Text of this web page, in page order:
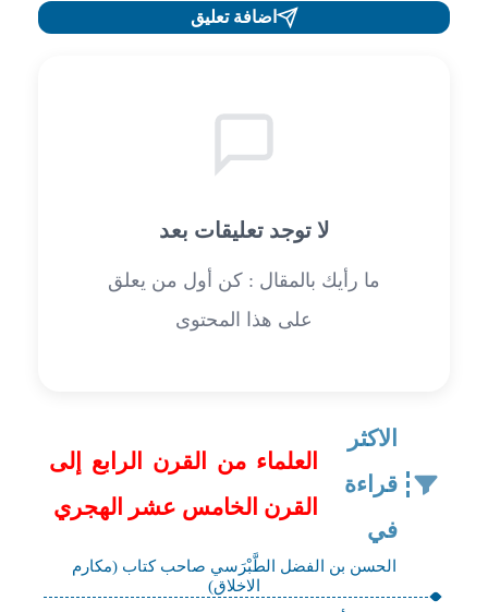
اضافة تعليق
لا توجد تعليقات بعد
ما رأيك بالمقال : كن أول من يعلق
على هذا المحتوى
الاكثر
قراءة
في
العلماء من القرن الرابع إلى
القرن الخامس عشر الهجري
الحسن بن الفضل الطَّبْرَسي صاحب كتاب (مكارم
الاخلاق)